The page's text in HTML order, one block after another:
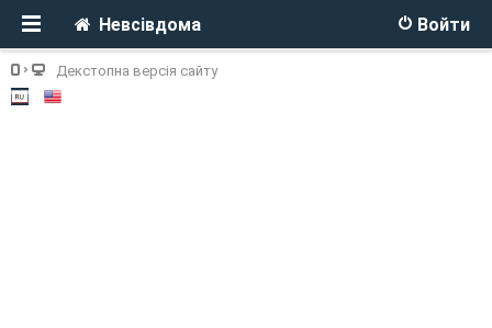
Войти
Невсівдома
Декстопна версія сайту